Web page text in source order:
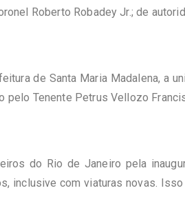
Roberto Robadey Jr.; de
de Santa Maria Madalena, a
pelo Tenente Petrus Vellozo
do Rio de Janeiro pela
inclusive com viaturas novas.